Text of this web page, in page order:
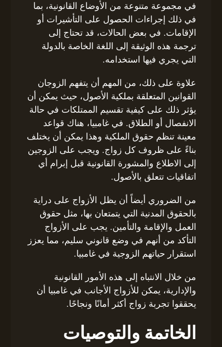
في مجموعة متنوعة من الأوضاع القانونية، بما
في ذلك إجراءات الحصول على التأشيرات أو
الإقامات. في بعض الحالات، قد تحتاج إلى
ترجمة هذه الوثيقة إلى اللغة الخاصة بالدولة
التي يجري فيها استخدامه.
علاوة على ذلك، من المهم أن يتفهم الزوجان
القوانين المتعلقة بملكية الأصول، حيث يمكن أن
يؤثر ذلك على كيفية تقسيم الممتلكات في حالة
الانفصال أو الطلاق. في غامبيا، هناك قواعد
معينة تنظم حقوق الملكية وهذا يمكن أن يختلف
بناءً على ظروف كل زواج. ويجب على الزوجين
إلى الاطلاع والمشورة القانونية قبل إبرام أي
اتفاقيات تتعلق بالأصول.
من الضروري أيضاً أن يظل الأزواج على دراية
بالحقوق المدنية التي يتمتعان بها، مثل حقوق
العمل والإقامة والتأمين. يجب على الأزواج
التأكد من أنهم في وضع قانوني سليم، مما يعزز
استقرار حياتهم الزوجية في غامبيا.
من خلال الانتباه إلى هذه الأمور القانونية
والإدارية، يمكن للأزواج الأجانب في غامبيا أن
يحققوا تجربة زواج أكثر أمانًا ونجاحًا.
الخاتمة والتوصيات